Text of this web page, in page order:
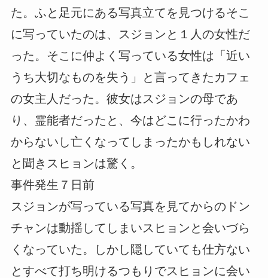
た。ふと足元にある写真立てを見つけるそこ
に写っていたのは、スジョンと１人の女性だ
った。そこに仲よく写っている女性は「近い
うち大切なものを失う」と言ってきたカフェ
の女主人だった。彼女はスジョンの母であ
り、霊能者だったと、今はどこに行ったかわ
からないし亡くなってしまったかもしれない
と聞きスヒョンは驚く。
事件発生７日前
スジョンが写っている写真を見てからのドン
チャンは動揺してしまいスヒョンと会いづら
くなっていた。しかし隠していても仕方ない
とすべて打ち明けるつもりでスヒョンに会い